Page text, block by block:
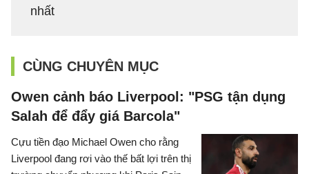
nhất
CÙNG CHUYÊN MỤC
Owen cảnh báo Liverpool: "PSG tận dụng
Salah để đẩy giá Barcola"
Cựu tiền đạo Michael Owen cho rằng
Liverpool đang rơi vào thế bất lợi trên thị